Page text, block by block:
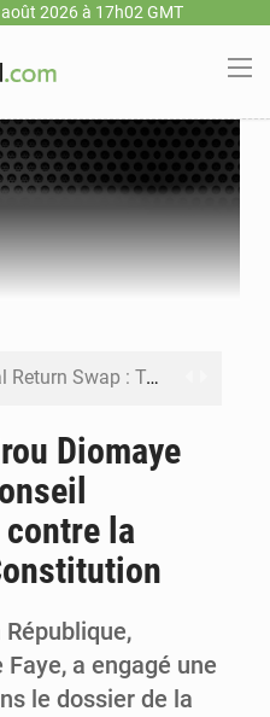
2026 à 17h02 GMT
Total Return Swap : Takku Wallu Sénégal veut enquêter sur une opération financière de 650 millions d’euros
Sénégal : Bassirou Diomaye Faye veut accélérer l’implantation de Kiiraay dans le pays et la diaspora
Diomaye
la
a engagé une
le dossier de la